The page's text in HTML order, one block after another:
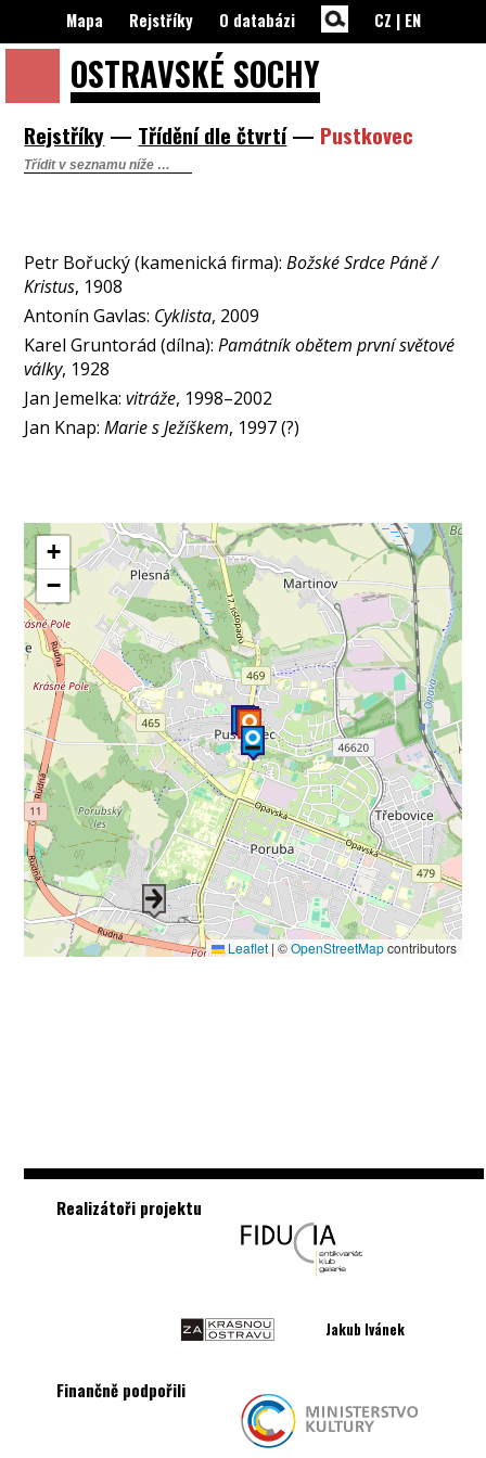
OSTRAVSKÉ SOCHY
Mapa Rejstříky O databázi CZ | EN
Rejstříky — Třídění dle čtvrtí— Pustkovec
Petr Bořucký (kamenická firma):Božské Srdce Páně /
Kristus, 1908
Antonín Gavlas: Cyklista, 2009
Karel Gruntorád (dílna):Památník obětem první světové
války, 1928
Jan Jemelka:vitráže, 1998–2002
Jan Knap:Marie s Ježíškem, 1997 (?)
+
−
Leaflet | ©OpenStreetMapcontributors
Realizátoři projektu
Jakub Ivánek
Finančně podpořili